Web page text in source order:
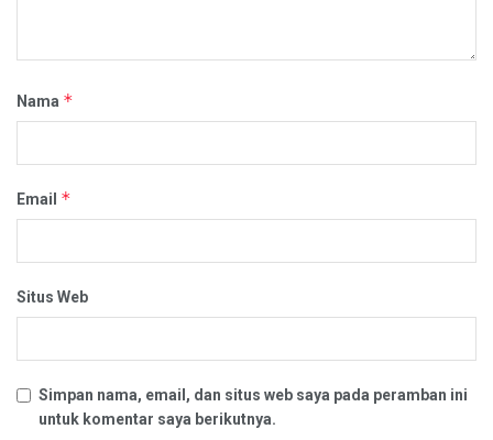
Nama *
Email *
Situs Web
Simpan nama, email, dan situs web saya pada peramban ini
untuk komentar saya berikutnya.